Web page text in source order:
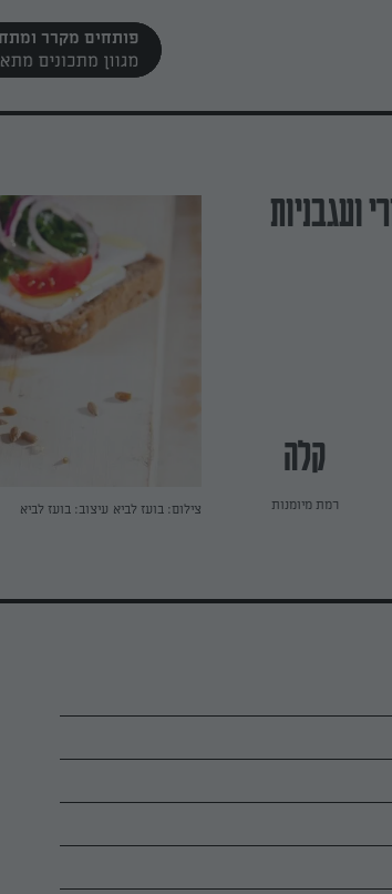
פותחים מקרר
ועגבניות
קלה
רמת מיומנות צילום: בועז לביא עיצוב: בועז לביא